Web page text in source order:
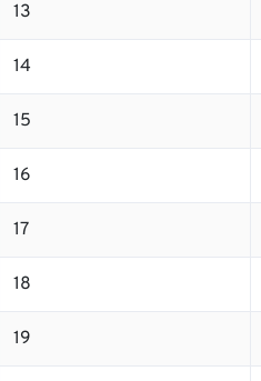
13
14
15
16
17
18
19